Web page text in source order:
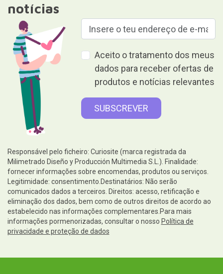
notícias
Aceito o tratamento dos meus
dados para receber ofertas de
produtos e notícias relevantes
Responsável pelo ficheiro: Curiosite (marca registrada da
Milimetrado Diseño y Producción Multimedia S.L.). Finalidade:
fornecer informações sobre encomendas, produtos ou serviços.
Legitimidade: consentimento.Destinatários: Não serão
comunicados dados a terceiros. Direitos: acesso, retificação e
eliminação dos dados, bem como de outros direitos de acordo ao
estabelecido nas informações complementares.Para mais
informações pormenorizadas, consultar o nosso Política de
privacidade e proteção de dados